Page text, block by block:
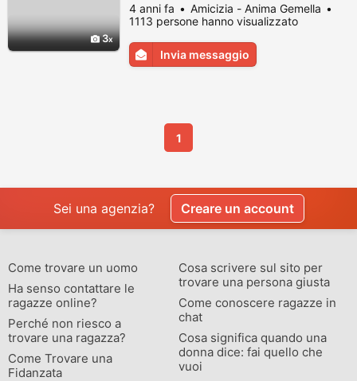
3
stabile, mi piace viaggiare e fare sport in
genere ho diversi hobby e pregerisco la
natura alla cittá. Preferisco una donna libera
da poter soddisfare e potrei raggiungerla
4 anni fa
Amicizia - Anima Gemella
1113 persone hanno visualizzato
Invia messaggio
1
Sei una agenzia? Creare un account
Come trovare un uomo
Ha senso contattare le
ragazze online?
Perché non riesco a
trovare una ragazza?
Come Trovare una
Fidanzata
Cosa scrivere sul sito per
trovare una persona giusta
Come conoscere ragazze in
chat
Cosa significa quando una
donna dice: fai quello che
vuoi